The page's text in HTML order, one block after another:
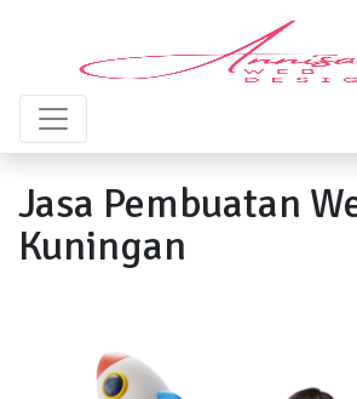
Jasa Pembuatan
Kuningan